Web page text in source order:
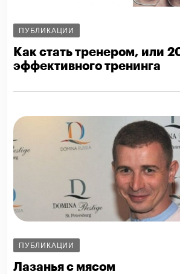
ПУБЛИКАЦИИ
Как стать тренером, или
эффективного тренинга
ПУБЛИКАЦИИ
Лазанья с мясом